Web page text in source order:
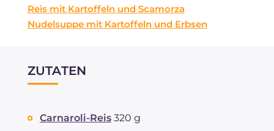
Reis mit Kartoffeln und Scamorza
Nudelsuppe mit Kartoffeln und Erbsen
ZUTATEN
Carnaroli-Reis 320 g